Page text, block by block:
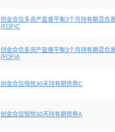
创金合信多资产盈睿平衡3个月持有期混合
(FOF)C
创金合信多资产盈睿平衡3个月持有期混合
(FOF)A
创金合信恒悦30天持有期债券C
创金合信恒悦30天持有期债券A